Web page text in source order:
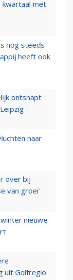
kwartaal met
nog steeds
heeft ook
ontsnapt
naar
over bij
van groei'
nieuwe
uit Golfregio